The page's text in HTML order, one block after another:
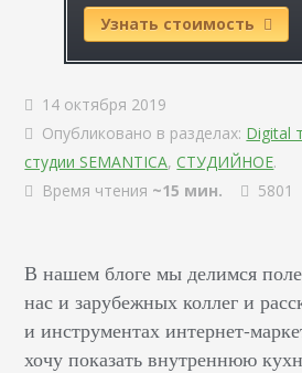
Узнать стоимость
14 октября 2019
Опубликовано в разделах: Digital
студии SEMANTICA,СТУДИЙНОЕ.
Время чтения ~15 мин. 5801
В нашем блоге мы делимся
нас и зарубежных коллег и
и инструментах интернет-
хочу показать внутреннюю